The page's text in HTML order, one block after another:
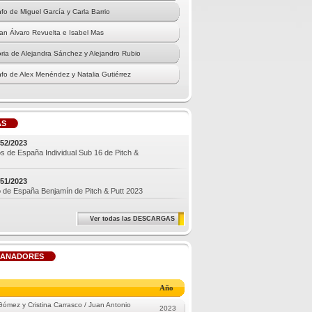
de Miguel García y Carla Barrio
Álvaro Revuelta e Isabel Mas
de Alejandra Sánchez y Alejandro Rubio
de Alex Menéndez y Natalia Gutiérrez
de Ignacio Vidau y Alejandra Pasarín
Montañes y Elena Arias, primeros
Irizar y Marta Pérez, los mejores
2023
de España Individual Sub 16 de Pitch &
2023
de España Benjamín de Pitch & Putt 2023
Ver todas las DESCARGAS
Año
y Cristina Carrasco / Juan Antonio
2023